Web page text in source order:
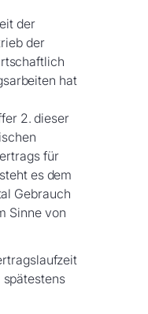
der
der
hat
2. dieser
für
es dem
Gebrauch
Sinne von
spätestens